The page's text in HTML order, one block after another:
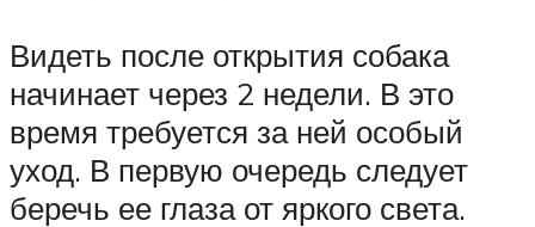
Видеть после открытия собака
начинает через 2 недели. В это
время требуется за ней особый
уход. В первую очередь следует
беречь ее глаза от яркого света.